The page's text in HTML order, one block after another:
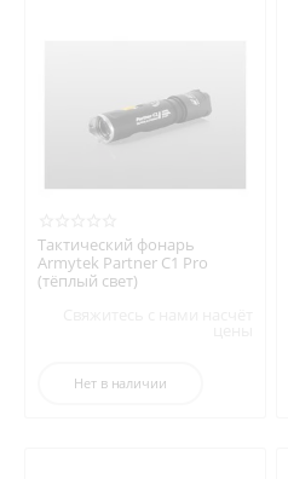
Тактический фонарь
Armytek Partner C1 Pro
(тёплый свет)
Нет в наличии